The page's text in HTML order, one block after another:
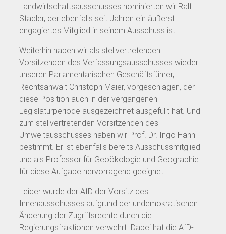
Landwirtschaftsausschusses nominierten wir Ralf
Stadler, der ebenfalls seit Jahren ein äußerst
engagiertes Mitglied in seinem Ausschuss ist.
Weiterhin haben wir als stellvertretenden
Vorsitzenden des Verfassungsausschusses wieder
unseren Parlamentarischen Geschäftsführer,
Rechtsanwalt Christoph Maier, vorgeschlagen, der
diese Position auch in der vergangenen
Legislaturperiode ausgezeichnet ausgefüllt hat. Und
zum stellvertretenden Vorsitzenden des
Umweltausschusses haben wir Prof. Dr. Ingo Hahn
bestimmt. Er ist ebenfalls bereits Ausschussmitglied
und als Professor für Geoökologie und Geographie
für diese Aufgabe hervorragend geeignet.
Leider wurde der AfD der Vorsitz des
Innenausschusses aufgrund der undemokratischen
Änderung der Zugriffsrechte durch die
Regierungsfraktionen verwehrt. Dabei hat die AfD-